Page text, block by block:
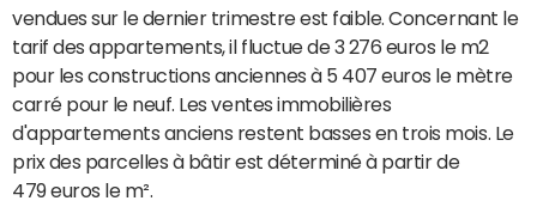
vendues sur le dernier trimestre est faible. Concernant le
tarif des appartements, il fluctue de 3 276 euros le m2
pour les constructions anciennes à 5 407 euros le mètre
carré pour le neuf. Les ventes immobilières
d'appartements anciens restent basses en trois mois. Le
prix des parcelles à bâtir est déterminé à partir de
479 euros le m².